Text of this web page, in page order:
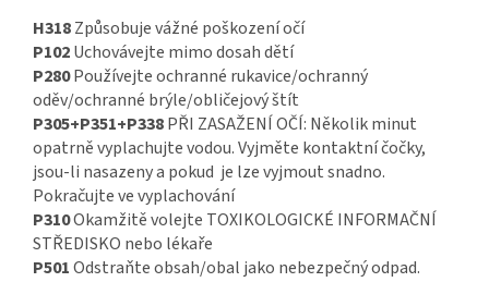
H318Způsobuje vážné poškození očí
P102Uchovávejte mimo dosah dětí
P280Používejte ochranné rukavice/ochranný
oděv/ochranné brýle/obličejový štít
P305+P351+P338PŘI ZASAŽENÍ OČÍ: Několik minut
opatrně vyplachujte vodou. Vyjměte kontaktní čočky,
jsou-li nasazeny a pokud je lze vyjmout snadno.
Pokračujte ve vyplachování
P310Okamžitě volejte TOXIKOLOGICKÉ INFORMAČNÍ
STŘEDISKO nebo lékaře
P501Odstraňte obsah/obal jako nebezpečný odpad.